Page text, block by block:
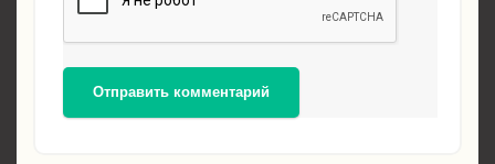
Отправить комментарий